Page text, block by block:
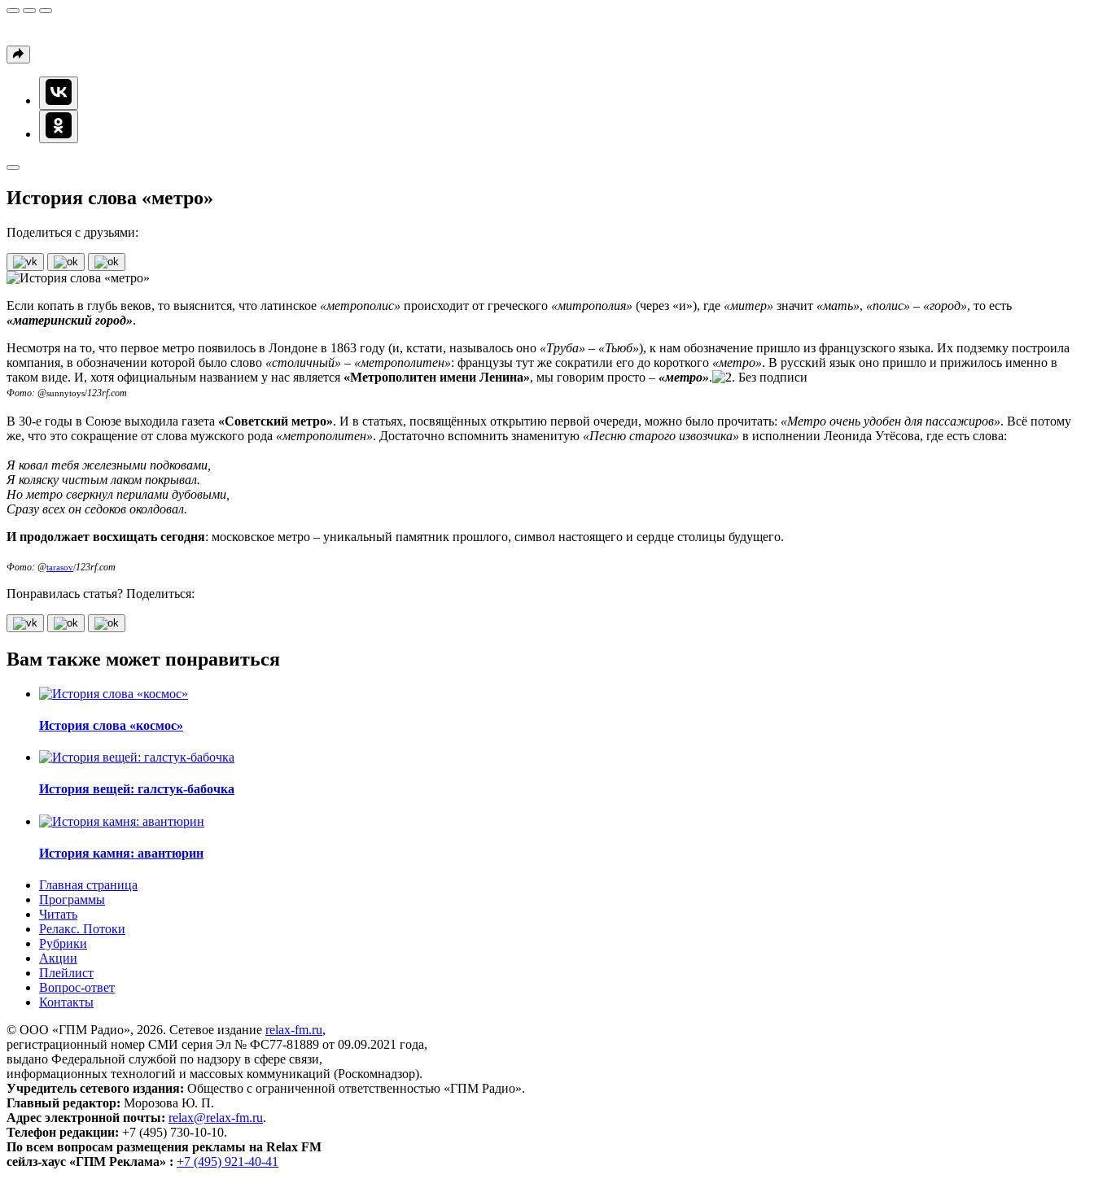
История слова «метро»
Поделиться с друзьями:
Если копать в глубь веков, то выяснится, что латинское «метрополис» происходит от греческого «митрополия» (через «и»), где «митер» значит «мать», «полис» – «город», то есть
«материнский город».
Несмотря на то, что первое метро появилось в Лондоне в 1863 году (и, кстати, называлось оно «Труба» – «Тьюб»), к нам обозначение пришло из французского языка. Их подземку построила
компания, в обозначении которой было слово «столичный» – «метрополитен»: французы тут же сократили его до короткого «метро». В русский язык оно пришло и прижилось именно в
таком виде. И, хотя официальным названием у нас является «Метрополитен имени Ленина», мы говорим просто – «метро».
Фото: @sunnytoys/123rf.com
В 30-е годы в Союзе выходила газета «Советский метро». И в статьях, посвящённых открытию первой очереди, можно было прочитать: «Метро очень удобен для пассажиров». Всё потому
же, что это сокращение от слова мужского рода «метрополитен». Достаточно вспомнить знаменитую «Песню старого извозчика» в исполнении Леонида Утёсова, где есть слова:
Я ковал тебя железными подковами,
Я коляску чистым лаком покрывал.
Но метро сверкнул перилами дубовыми,
Сразу всех он седоков околдовал.
И продолжает восхищать сегодня: московское метро – уникальный памятник прошлого, символ настоящего и сердце столицы будущего.
Фото: @tarasov/123rf.com
Понравилась статья? Поделиться:
Вам также может понравиться
История слова «космос»
История вещей: галстук-бабочка
История камня: авантюрин
Главная страница
Программы
Читать
Релакс. Потоки
Рубрики
Акции
Плейлист
Вопрос-ответ
Контакты
© ООО «ГПМ Радио», 2026. Сетевое издание relax-fm.ru,
регистрационный номер СМИ серия Эл № ФС77-81889 от 09.09.2021 года,
выдано Федеральной службой по надзору в сфере связи,
информационных технологий и массовых коммуникаций (Роскомнадзор).
Учредитель сетевого издания: Общество с ограниченной ответственностью «ГПМ Радио».
Главный редактор: Морозова Ю. П.
Адрес электронной почты: relax@relax-fm.ru.
Телефон редакции: +7 (495) 730-10-10.
По всем вопросам размещения рекламы на Relax FM
сейлз-хаус «ГПМ Реклама» : +7 (495) 921-40-41